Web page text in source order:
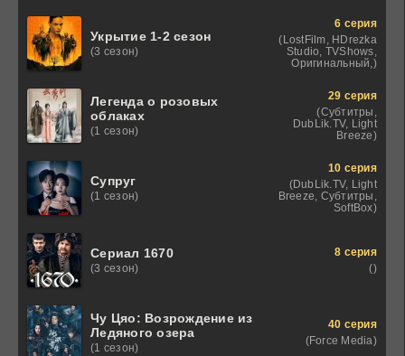
Укрытие 1-2 сезон
(3 сезон)
6 серия
(LostFilm, HDrezka
Studio, TVShows,
Оригинальный,)
Легенда о розовых
облаках
(1 сезон)
29 серия
(Субтитры,
DubLik.TV, Light
Breeze)
Супруг
(1 сезон)
10 серия
(DubLik.TV, Light
Breeze, Субтитры,
SoftBox)
Сериал 1670
(3 сезон)
8 серия
()
Чу Цяо: Возрождение из
Ледяного озера
(1 сезон)
40 серия
(Force Media)